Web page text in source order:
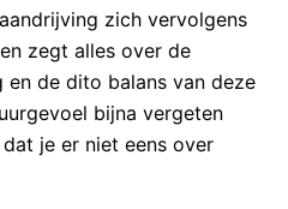
zich vervolgens
zegt alles over de
en de dito balans van deze
bijna vergeten
je er niet eens over